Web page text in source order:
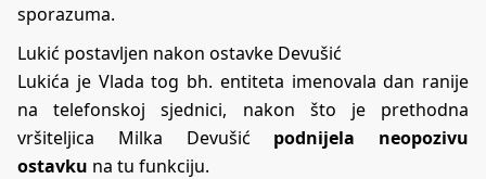
sporazuma.
Lukić postavljen nakon ostavke Devušić
Lukića je Vlada tog bh. entiteta imenovala dan ranije
na telefonskoj sjednici, nakon što je prethodna
vršiteljica Milka Devušić podnijela neopozivu
ostavku na tu funkciju.